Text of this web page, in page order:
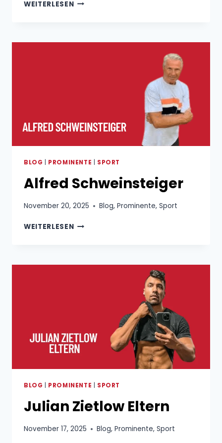
WEITERLESEN
BLOG PROMINENTE SPORT
Alfred Schweinsteiger
November 20, 2025 Blog, Prominente, Sport
WEITERLESENALFRED
BLOG PROMINENTE SPORT
Julian Zietlow Eltern
November 17, 2025 Blog, Prominente, Sport